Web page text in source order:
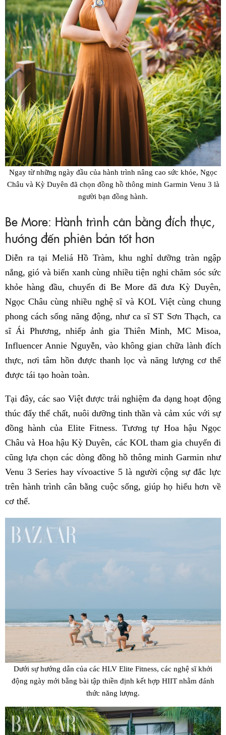
Ngay từ những ngày đầu của hành trình nâng cao sức khỏe, Ngọc
Châu và Kỳ Duyên đã chọn đồng hồ thông minh Garmin Venu 3 là
người bạn đồng hành.
Be More: Hành trình cân bằng đích thực,
hướng đến phiên bản tốt hơn
Diễn ra tại Meliá Hồ Tràm, khu nghỉ dưỡng tràn ngập
nắng, gió và biển xanh cùng nhiều tiện nghi chăm sóc sức
khỏe hàng đầu, chuyến đi Be More đã đưa Kỳ Duyên,
Ngọc Châu cùng nhiều nghệ sĩ và KOL Việt cùng chung
phong cách sống năng động, như ca sĩ ST Sơn Thạch, ca
sĩ Ái Phương, nhiếp ảnh gia Thiên Minh, MC Misoa,
Influencer Annie Nguyễn, vào không gian chữa lành đích
thực, nơi tâm hồn được thanh lọc và năng lượng cơ thể
được tái tạo hoàn toàn.
Tại đây, các sao Việt được trải nghiệm đa dạng hoạt động
thúc đẩy thể chất, nuôi dưỡng tinh thần và cảm xúc với sự
đồng hành của Elite Fitness. Tương tự Hoa hậu Ngọc
Châu và Hoa hậu Kỳ Duyên, các KOL tham gia chuyến đi
cũng lựa chọn các dòng đồng hồ thông minh Garmin như
Venu 3 Series hay vívoactive 5 là người cộng sự đắc lực
trên hành trình cân bằng cuộc sống, giúp họ hiểu hơn về
cơ thể.
Dưới sự hướng dẫn của các HLV Elite Fitness, các nghệ sĩ khởi
động ngày mới bằng bài tập thiền định kết hợp HIIT nhằm đánh
thức năng lượng.